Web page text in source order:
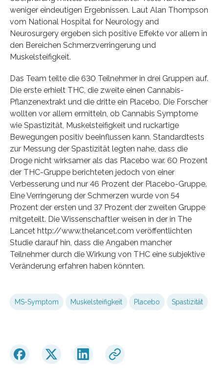
weniger eindeutigen Ergebnissen. Laut Alan Thompson
vom National Hospital for Neurology and
Neurosurgery ergeben sich positive Effekte vor allem in
den Bereichen Schmerzverringerung und
Muskelsteifigkeit.
Das Team teilte die 630 Teilnehmer in drei Gruppen auf.
Die erste erhielt THC, die zweite einen Cannabis-
Pflanzenextrakt und die dritte ein Placebo. Die Forscher
wollten vor allem ermitteln, ob Cannabis Symptome
wie Spastizität, Muskelsteifigkeit und ruckartige
Bewegungen positiv beeinflussen kann. Standardtests
zur Messung der Spastizität legten nahe, dass die
Droge nicht wirksamer als das Placebo war. 60 Prozent
der THC-Gruppe berichteten jedoch von einer
Verbesserung und nur 46 Prozent der Placebo-Gruppe.
Eine Verringerung der Schmerzen wurde von 54
Prozent der ersten und 37 Prozent der zweiten Gruppe
mitgeteilt. Die Wissenschaftler weisen in der in The
Lancet http://www.thelancet.com veröffentlichten
Studie darauf hin, dass die Angaben mancher
Teilnehmer durch die Wirkung von THC eine subjektive
Veränderung erfahren haben könnten.
MS-Symptom Muskelsteifigkeit Placebo Spastizität